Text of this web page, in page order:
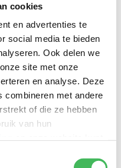
cookies
en advertenties te
social media te bieden
Ook delen we
site met onze
en analyse. Deze
combineren met andere
of die ze hebben
van hun
Rob er afgetekend met de
hij zich tot Linq’s
van de hoofdprijs.
prijs te delen en zo werden
Sushi-lunch.
#Sushi #Pingpong